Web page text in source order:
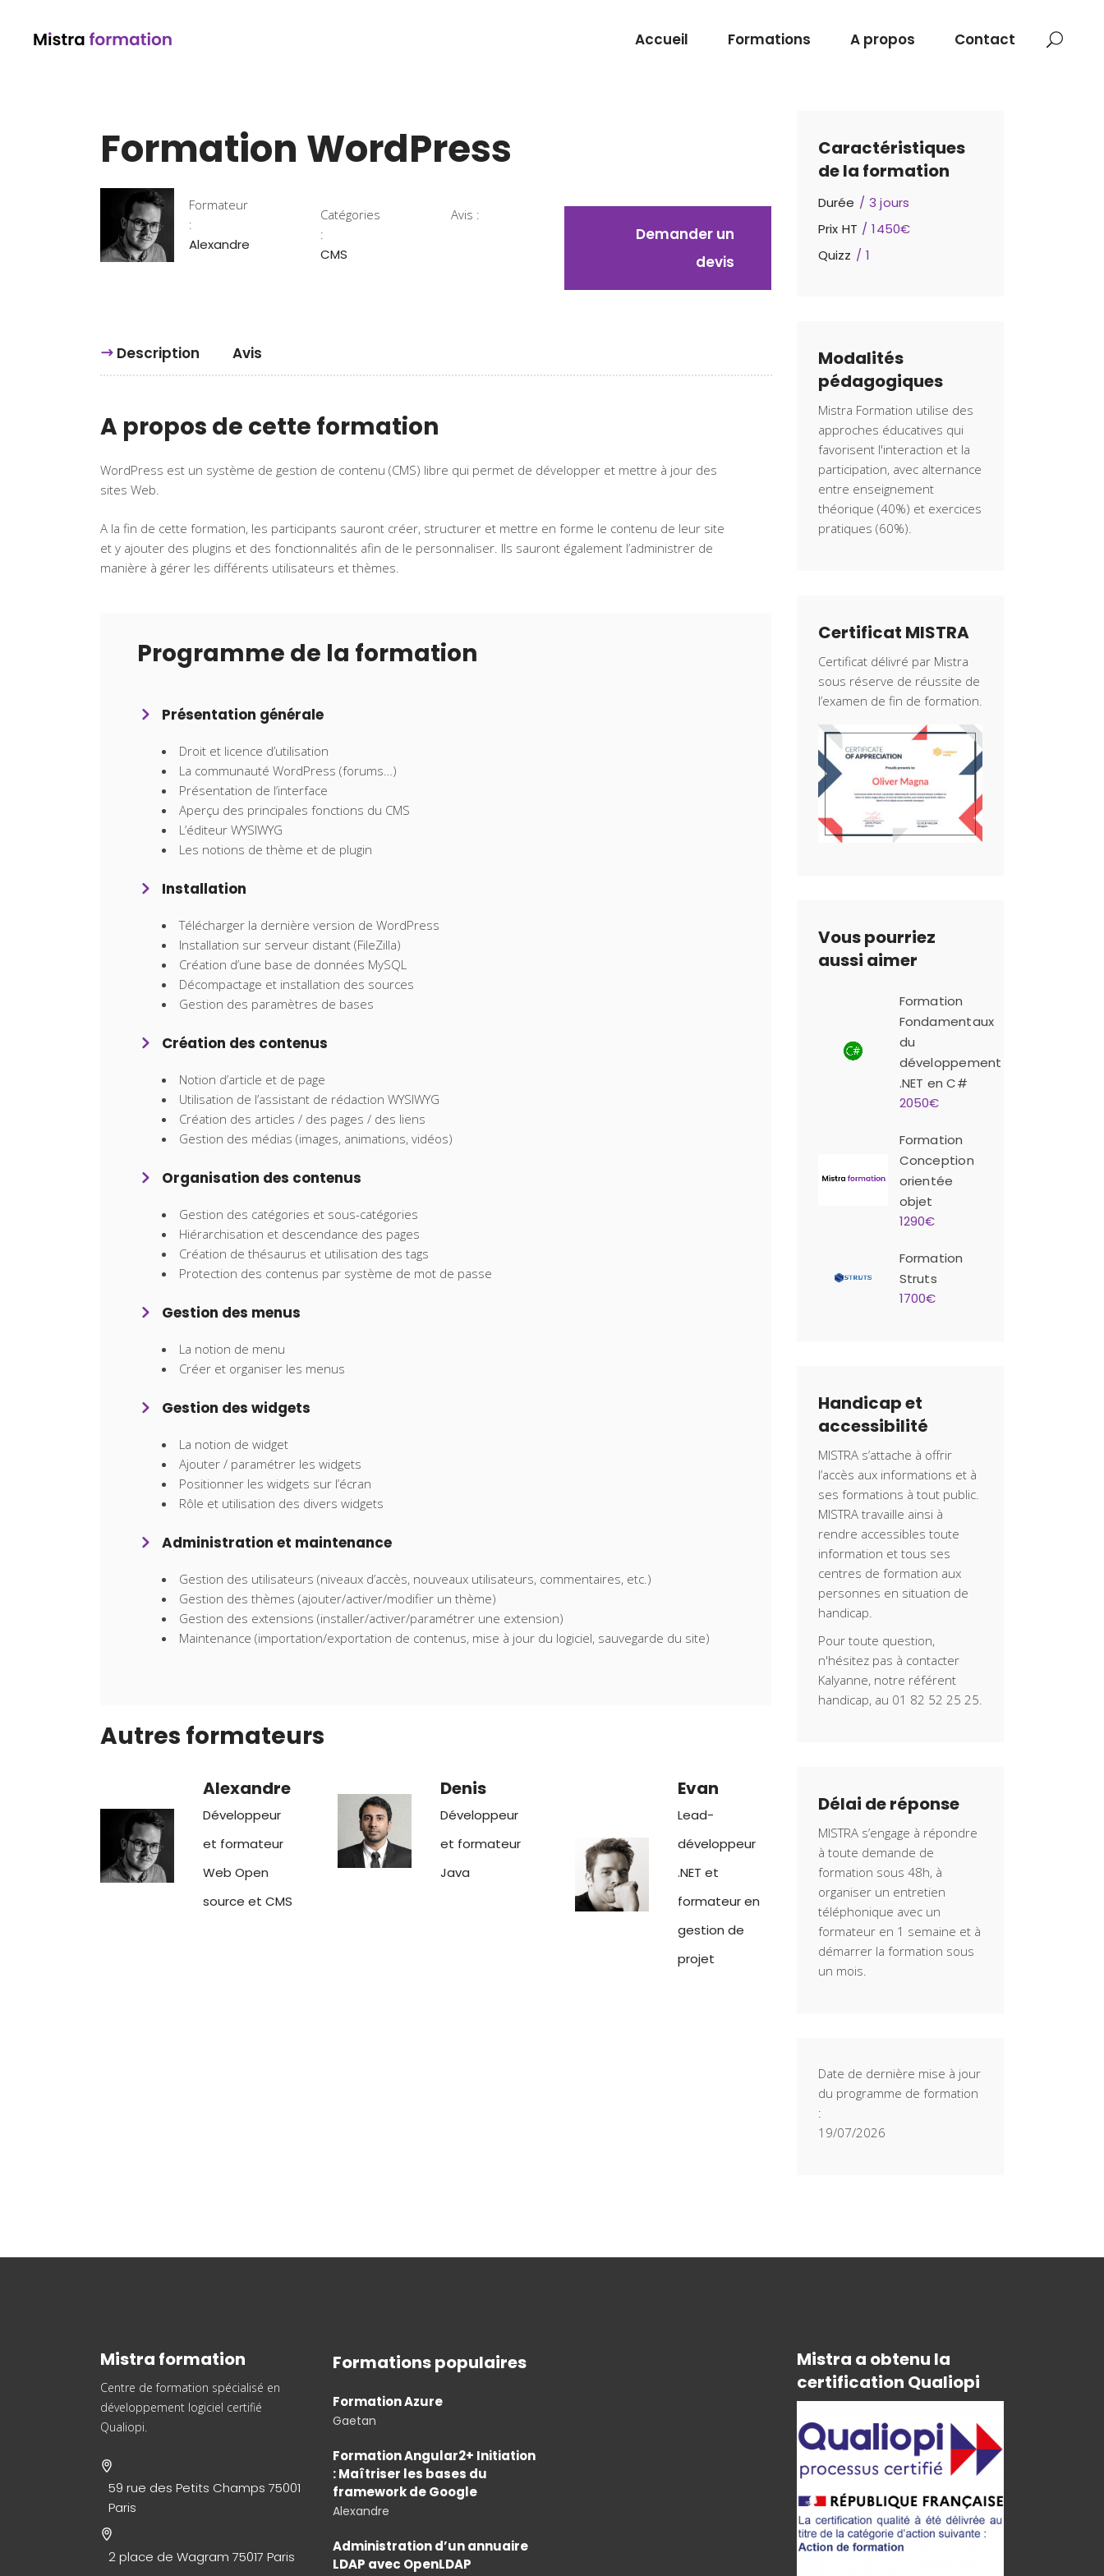
Accueil Formations A propos Contact
Formation WordPress
Formateur
:
Alexandre
Catégories
:
CMS
Avis :
Demander un
devis
Description Avis
A propos de cette formation
WordPress est un système de gestion de contenu (CMS) libre qui permet de développer et mettre à jour des
sites Web.
A la fin de cette formation, les participants sauront créer, structurer et mettre en forme le contenu de leur site
et y ajouter des plugins et des fonctionnalités afin de le personnaliser. Ils sauront également l’administrer de
manière à gérer les différents utilisateurs et thèmes.
Programme de la formation
Présentation générale
Droit et licence d’utilisation
La communauté WordPress (forums…)
Présentation de l’interface
Aperçu des principales fonctions du CMS
L’éditeur WYSIWYG
Les notions de thème et de plugin
Installation
Télécharger la dernière version de WordPress
Installation sur serveur distant (FileZilla)
Création d’une base de données MySQL
Décompactage et installation des sources
Gestion des paramètres de bases
Création des contenus
Notion d’article et de page
Utilisation de l’assistant de rédaction WYSIWYG
Création des articles / des pages / des liens
Gestion des médias (images, animations, vidéos)
Organisation des contenus
Gestion des catégories et sous-catégories
Hiérarchisation et descendance des pages
Création de thésaurus et utilisation des tags
Protection des contenus par système de mot de passe
Gestion des menus
La notion de menu
Créer et organiser les menus
Gestion des widgets
La notion de widget
Ajouter / paramétrer les widgets
Positionner les widgets sur l’écran
Rôle et utilisation des divers widgets
Administration et maintenance
Gestion des utilisateurs (niveaux d’accès, nouveaux utilisateurs, commentaires, etc.)
Gestion des thèmes (ajouter/activer/modifier un thème)
Gestion des extensions (installer/activer/paramétrer une extension)
Maintenance (importation/exportation de contenus, mise à jour du logiciel, sauvegarde du site)
Autres formateurs
Alexandre
Développeur
et formateur
Web Open
source et CMS
Denis
Développeur
et formateur
Java
Evan
Lead-
développeur
.NET et
formateur en
gestion de
projet
Caractéristiques
de la formation
Durée
3 jours
Prix HT
1450€
Quizz
1
Modalités
pédagogiques
Mistra Formation utilise des
approches éducatives qui
favorisent l'interaction et la
participation, avec alternance
entre enseignement
théorique (40%) et exercices
pratiques (60%).
Certificat MISTRA
Certificat délivré par Mistra
sous réserve de réussite de
l’examen de fin de formation.
Vous pourriez
aussi aimer
Formation
Fondamentaux
du
développement
.NET en C#
2050€
Formation
Conception
orientée
objet
1290€
Formation
Struts
1700€
Handicap et
accessibilité
MISTRA s’attache à offrir
l’accès aux informations et à
ses formations à tout public.
MISTRA travaille ainsi à
rendre accessibles toute
information et tous ses
centres de formation aux
personnes en situation de
handicap.
Pour toute question,
n'hésitez pas à contacter
Kalyanne, notre référent
handicap, au 01 82 52 25 25.
Délai de réponse
MISTRA s’engage à répondre
à toute demande de
formation sous 48h, à
organiser un entretien
téléphonique avec un
formateur en 1 semaine et à
démarrer la formation sous
un mois.
Date de dernière mise à jour
du programme de formation
:
19/07/2026
Mistra formation
Centre de formation spécialisé en
développement logiciel certifié
Qualiopi.
59 rue des Petits Champs 75001
Paris
2 place de Wagram 75017 Paris
Formations populaires
Formation Azure
Gaetan
Formation Angular2+ Initiation
: Maîtriser les bases du
framework de Google
Alexandre
Administration d’un annuaire
LDAP avec OpenLDAP
Mistra a obtenu la
certification Qualiopi